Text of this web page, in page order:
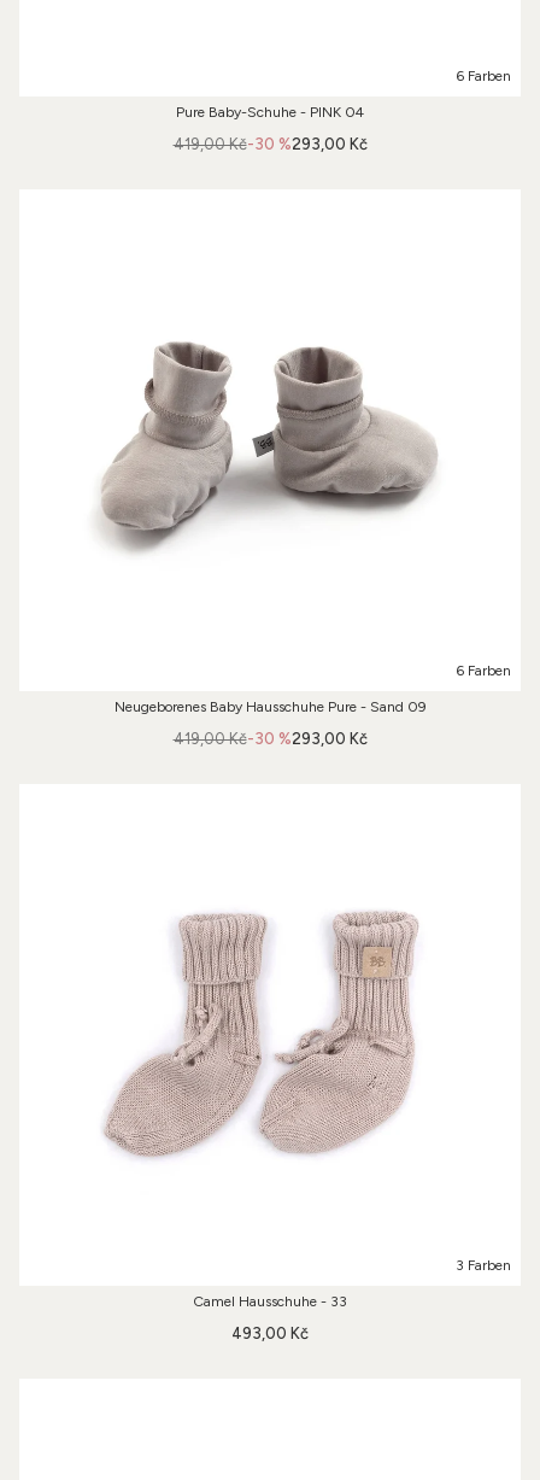
6 Farben
Pure Baby-Schuhe - PINK 04
-30 %
419,00 Kč 293,00 Kč
6 Farben
Neugeborenes Baby Hausschuhe Pure - Sand 09
-30 %
419,00 Kč 293,00 Kč
3 Farben
Camel Hausschuhe - 33
493,00 Kč